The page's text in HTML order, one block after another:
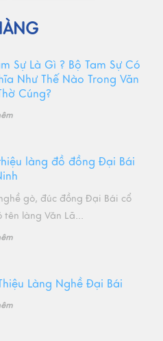
Sự Là Gì ? Bộ Tam Sự Có
Như Thế Nào Trong Văn
Cúng?
làng đồ đồng Đại Bái
gò, đúc đồng Đại Bái cổ
tên làng Văn Lã...
Làng Nghề Đại Bái